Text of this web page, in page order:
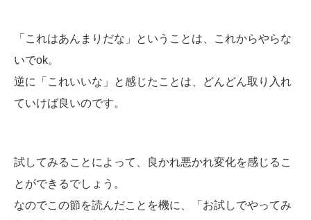
「これはあんまりだな」ということは、これからやらな
いでok。
逆に「これいいな」と感じたことは、どんどん取り入れ
ていけば良いのです。
試してみることによって、良かれ悪かれ変化を感じるこ
とができるでしょう。
なのでこの節を読んだことを機に、「お試しでやってみ